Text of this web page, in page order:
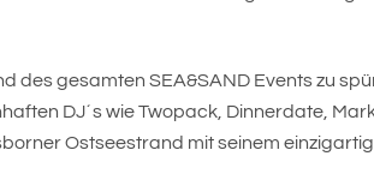
des gesamten SEA&SAND Events zu
DJ´s wie Twopack, Dinnerdate,
Ostseestrand mit seinem